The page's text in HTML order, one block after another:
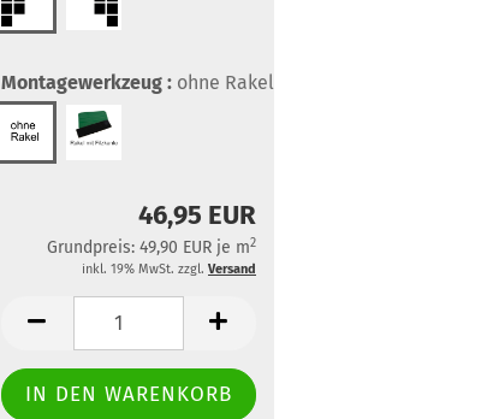
Montagewerkzeug : ohne Rakel
46,95 EUR
Grundpreis: 49,90 EUR je m2
inkl. 19% MwSt. zzgl. Versand